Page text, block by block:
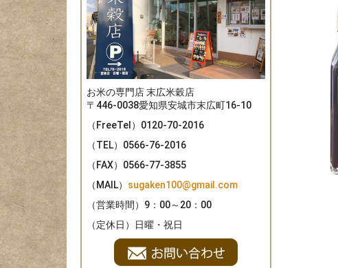
お米の専門店 末広米穀店
〒446-0038愛知県安城市末広町16-10
（FreeTel） 0120-70-2016
（TEL） 0566-76-2016
（FAX） 0566-77-3855
（MAIL） sugaken100@gmail.com
（営業時間） 9：00～20：00
（定休日）
日曜・祝日